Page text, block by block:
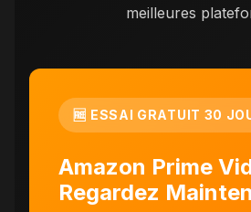
meilleures
🆓 ESSAI GRATUIT 30
Amazon Prime
Regardez